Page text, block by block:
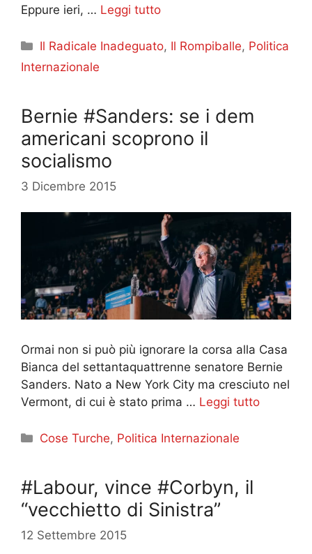
Eppure ieri, … Leggi tutto
Categorie
Il Radicale Inadeguato, Il Rompiballe, Politica
Internazionale
Bernie #Sanders: se i dem
americani scoprono il
socialismo
3 Dicembre 2015
Ormai non si può più ignorare la corsa alla Casa
Bianca del settantaquattrenne senatore Bernie
Sanders. Nato a New York City ma cresciuto nel
Vermont, di cui è stato prima … Leggi tutto
Categorie
Cose Turche, Politica Internazionale
#Labour, vince #Corbyn, il
“vecchietto di Sinistra”
12 Settembre 2015